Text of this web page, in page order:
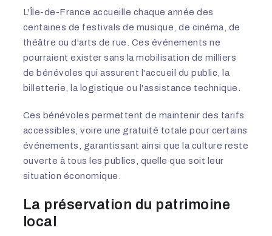
L'Île-de-France accueille chaque année des
centaines de festivals de musique, de cinéma, de
théâtre ou d'arts de rue. Ces événements ne
pourraient exister sans la mobilisation de milliers
de bénévoles qui assurent l'accueil du public, la
billetterie, la logistique ou l'assistance technique.
Ces bénévoles permettent de maintenir des tarifs
accessibles, voire une gratuité totale pour certains
événements, garantissant ainsi que la culture reste
ouverte à tous les publics, quelle que soit leur
situation économique.
La préservation du patrimoine
local